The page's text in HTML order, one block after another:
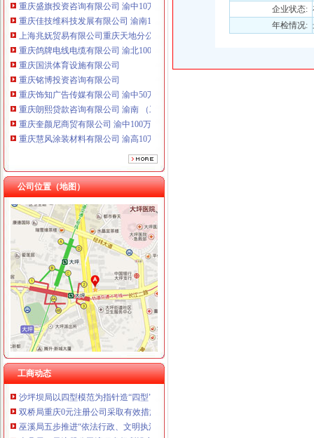
重庆佳技维科技发展有限公司 渝南100万 （进出口权）
上海兆妩贸易有限公司重庆天地分公司 渝中 （工商注册）
重庆鸽牌电线电缆有限公司 渝北10010万 (进出口权)
重庆国洪体育设施有限公司
重庆铭博投资咨询有限公司
重庆饰知广告传媒有限公司 渝中50万 （工商注册）
重庆朗熙贷款咨询有限公司 渝南 （工商注册）
重庆奎颜尼商贸有限公司 渝中100万 （工商注册）
重庆慧风涂装材料有限公司 渝高10万 （工商注册）
重庆欧氏科技发展有限公司 渝九50万 （进出口权）
重庆盛旗投资咨询有限公司 渝中10万 （工商注册）
重庆佳技维科技发展有限公司 渝南100万 （进出口权）
上海兆妩贸易有限公司重庆天地分公司 渝中 （工商注册）
公司位置（地图）
工商动态
工商动态
沙坪坝局抓住“五个关键”0元注册公司流程推动重点工作全面开展
江津局“两手抓”一元注册公司流程积构建食品安全监管长效机制
云局1元注册公司五措并举促农村经纪人健康发展
永川局0元注册公司流程化合同帮扶制度支持涉农企业发展
渝中“12315”一元注册公司巡查车再添便民服务新功能
沙坪坝局免费注册公司部分工商所上门验照贴花 促进监管服务两统一
永川局0元注册公司实施四项工程提升工商服务质量有实效
沙坪坝局以四型模范为指针造“四型”0元注册公司领导班子
双桥局重庆0元注册公司采取有效措施认真贯彻十七届三中全会精
巫溪局五步推进“依法行政、文明执法、树立形象”免费注册公司专项教育培训工
忠县局一元注册公司流程乌杨所设立食品咨询投诉点到企业
企业状态:
年检情况: